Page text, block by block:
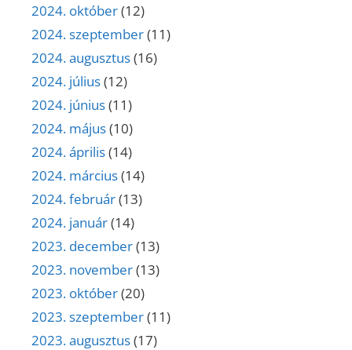
2024. október(12)
2024. szeptember(11)
2024. augusztus(16)
2024. július(12)
2024. június(11)
2024. május(10)
2024. április(14)
2024. március(14)
2024. február(13)
2024. január(14)
2023. december(13)
2023. november(13)
2023. október(20)
2023. szeptember(11)
2023. augusztus(17)